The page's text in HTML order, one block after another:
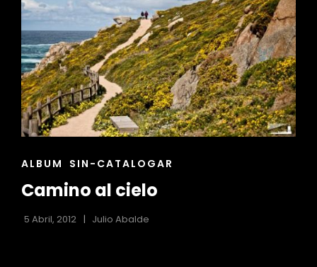
ENLACES
LAS
ALBUM SIN-CATALOGAR
Camino al cielo
5 Abril, 2012 Julio Abalde